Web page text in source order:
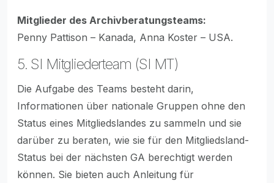
Mitglieder des Archivberatungsteams:
Penny Pattison – Kanada, Anna Koster – USA.
5. SI Mitgliederteam (SI MT)
Die Aufgabe des Teams besteht darin,
Informationen über nationale Gruppen ohne den
Status eines Mitgliedslandes zu sammeln und sie
darüber zu beraten, wie sie für den Mitgliedsland-
Status bei der nächsten GA berechtigt werden
können. Sie bieten auch Anleitung für